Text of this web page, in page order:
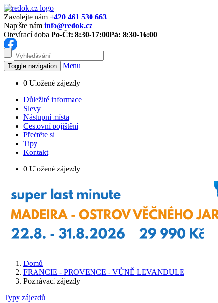
Zavolejte nám +420 461 530 663
Napište nám info@redok.cz
Otevírací doba Po-Čt: 8:30-17:00Pá: 8:30-16:00
Toggle navigation Menu
0 Uložené zájezdy
Důležité informace
Slevy
Nástupní místa
Cestovní pojištění
Přečtěte si
Tipy
Kontakt
0 Uložené zájezdy
Domů
FRANCIE - PROVENCE - VŮNĚ LEVANDULE
Poznávací zájezdy
Typy zájezdů